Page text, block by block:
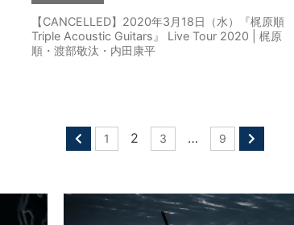
【CANCELLED】2020年3月18日（水）『梶原順
Triple Acoustic Guitars』 Live Tour 2020 | 梶原
順・渡部敬汰・内田康平
1 2 3 … 9